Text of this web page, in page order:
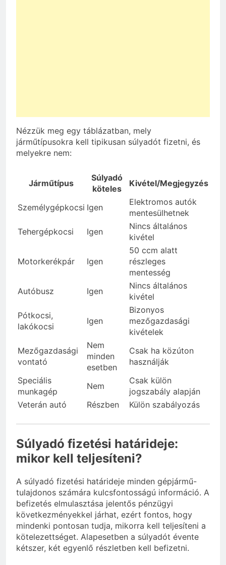
Nézzük meg egy táblázatban, mely
járműtípusokra kell tipikusan súlyadót fizetni, és
melyekre nem:
Járműtípus
Súlyadó
köteles
Kivétel/Megjegyzés
Személygépkocsi Igen
Elektromos autók
mentesülhetnek
Tehergépkocsi
Igen
Nincs általános
kivétel
Motorkerékpár Igen
50 ccm alatt
részleges
mentesség
Autóbusz
Igen
Nincs általános
kivétel
Pótkocsi,
lakókocsi
Igen
Bizonyos
mezőgazdasági
kivételek
Mezőgazdasági
vontató
Nem
minden
esetben
Csak ha közúton
használják
Speciális
munkagép
Nem
Csak külön
jogszabály alapján
Veterán autó
Részben Külön szabályozás
Súlyadó fizetési határideje:
mikor kell teljesíteni?
A súlyadó fizetési határideje minden gépjármű-
tulajdonos számára kulcsfontosságú információ. A
befizetés elmulasztása jelentős pénzügyi
következményekkel járhat, ezért fontos, hogy
mindenki pontosan tudja, mikorra kell teljesíteni a
kötelezettséget. Alapesetben a súlyadót évente
kétszer, két egyenlő részletben kell befizetni.